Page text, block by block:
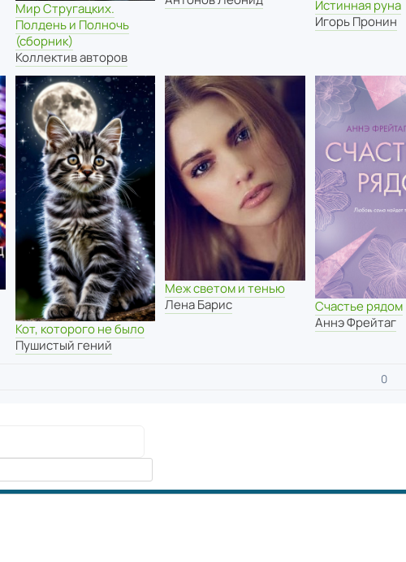
Мир Стругацких.
Полдень и Полночь
(сборник)
Коллектив авторов
Истинная руна
Игорь Пронин
Кот, которого не было
Пушистый гений
Меж светом и тенью
Лена Барис
Счастье рядом
Аннэ Фрейтаг
0